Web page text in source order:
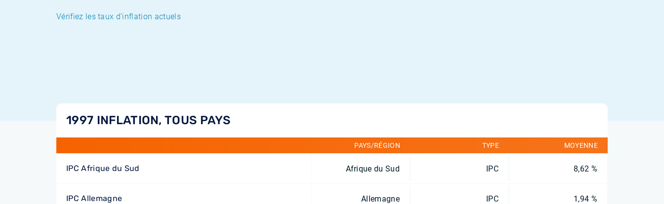
Vérifiez les taux d'inflation actuels
1997 INFLATION, TOUS PAYS
PAYS/RÉGION TYPE MOYENNE
IPC Afrique du Sud Afrique du Sud IPC 8,62 %
IPC Allemagne Allemagne IPC 1,94 %